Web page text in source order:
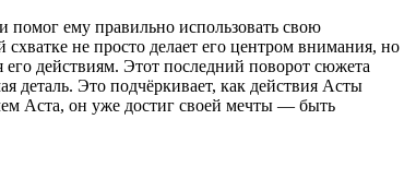
помог ему правильно использовать свою
не просто делает его центром внимания, но
действиям. Этот последний поворот сюжета
деталь. Это подчёркивает, как действия Асты
Аста, он уже достиг своей мечты — быть